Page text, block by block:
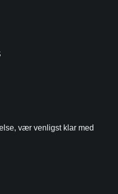
vær venligst klar med